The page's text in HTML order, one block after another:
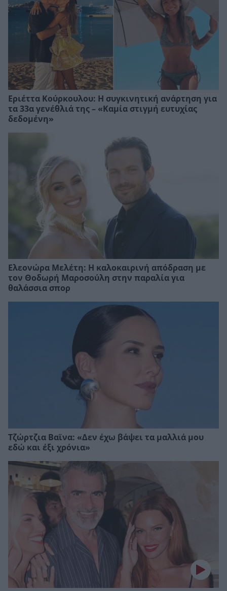
Εριέττα Κούρκουλου: Η συγκινητική ανάρτηση για
τα 33α γενέθλιά της – «Καμία στιγμή ευτυχίας
δεδομένη»
Ελεονώρα Μελέτη: Η καλοκαιρινή απόδραση με
τον Θοδωρή Μαροσούλη στην παραλία για
θαλάσσια σπορ
Τζώρτζια Βαϊνα: «Δεν έχω βάψει τα μαλλιά μου
εδώ και έξι χρόνια»